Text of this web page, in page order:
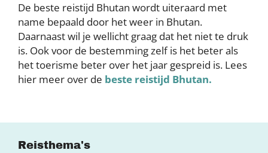
De beste reistijd Bhutan wordt uiteraard met
name bepaald door het weer in Bhutan.
Daarnaast wil je wellicht graag dat het niet te druk
is. Ook voor de bestemming zelf is het beter als
het toerisme beter over het jaar gespreid is. Lees
hier meer over de beste reistijd Bhutan.
Reisthema's